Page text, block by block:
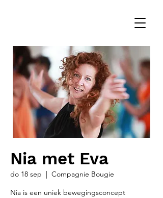
Nia met Eva
do 18 sep
  |
Compagnie Bougie
Nia is een uniek bewegingsconcept